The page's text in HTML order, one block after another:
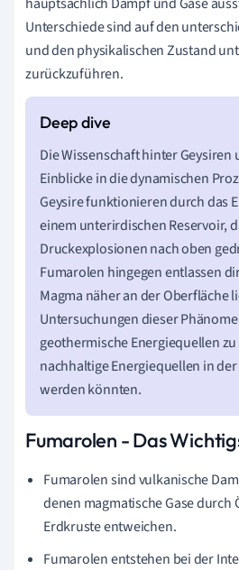
Unterschiede sind auf den
und den physikalischen Zustand
zurückzuführen.
Die Wissenschaft hinter
Einblicke in die dynamischen
Geysire funktionieren durch das
einem unterirdischen Reservoir,
Druckexplosionen nach oben
Fumarolen hingegen entlassen
Magma näher an der Oberfläche
Untersuchungen dieser
geothermische Energiequellen
nachhaltige Energiequellen in
werden könnten.
Fumarolen - Das
Fumarolen sind vulkanische
denen magmatische Gase durch
Erdkruste entweichen.
Fumarolen entstehen bei der